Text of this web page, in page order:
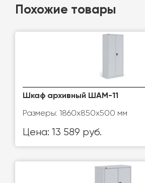
Похожие товары
Шкаф архивный ШАМ-11
Размеры: 1860x850x500 мм
Цена: 13 589 руб.